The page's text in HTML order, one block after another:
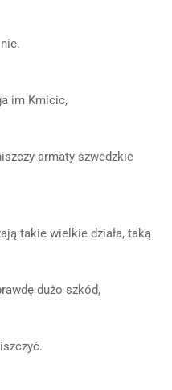
im Kmicic,
armaty szwedzkie
takie wielkie działa, taką
dużo szkód,